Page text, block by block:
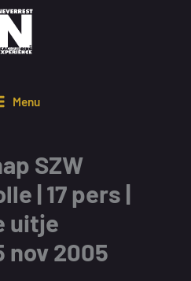
Menu
SZW
| 17 pers |
uitje
nov 2005